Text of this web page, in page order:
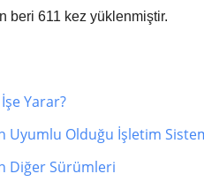
beri 611 kez yüklenmiştir.
Yarar?
Uyumlu Olduğu İşletim
Diğer Sürümleri